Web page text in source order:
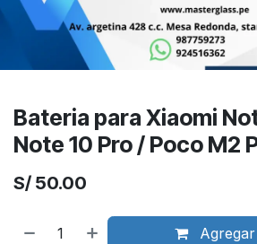
Bateria para Xiaomi
Note 10 Pro / Poco M2
S/ 50.00